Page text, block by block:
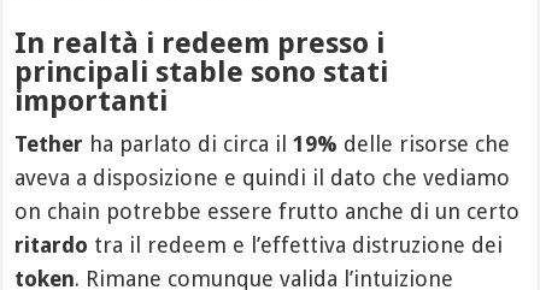
In realtà i redeem presso i
principali stable sono stati
importanti
Tether ha parlato di circa il19% delle risorse che
aveva a disposizione e quindi il dato che vediamo
on chain potrebbe essere frutto anche di un certo
ritardo tra il redeem e l’effettiva distruzione dei
token. Rimane comunque valida l’intuizione